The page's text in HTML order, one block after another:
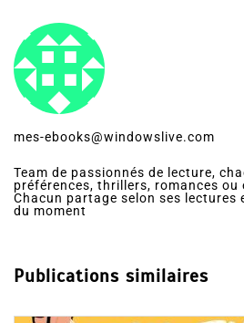
mes-ebooks@windowslive.com
Team de passionnés de lecture,
préférences, thrillers, romances ou
Chacun partage selon ses lectures
du moment
Publications similaires